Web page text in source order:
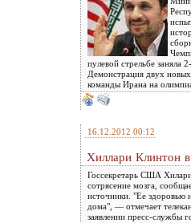
пулевой стрельбе заняла
Демонстрация двух
команды Ирана на
16.12.2012 00:12
Хиллари Клинтон
Госсекретарь США
сотрясение мозга,
источники. "Ее здоровью
дома", — отмечает
заявлении пресс-службы